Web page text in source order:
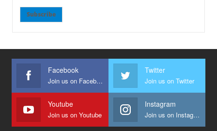
Subscribe
Facebook
Join us on Facebook
Twitter
Join us on Twitter
Youtube
Join us on Youtube
Instagram
Join us on Instagram